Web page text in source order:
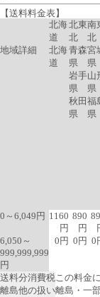
【送料料金表】
北海
道
北東
北
南
北
地域詳細
北海
道
青森
県
岩手
県
秋田
県
宮
県
山
県
福
県
0～6,049円 1160
円
890
円
6,050～
999,999,999
円
0円 0円 0
送料分消費税この料金
離島他の扱い離島・一